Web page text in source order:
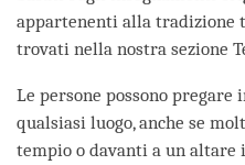
appartenenti alla tradizione
trovati nella nostra sezione
Le persone possono
qualsiasi luogo, anche se
tempio o davanti a un altare